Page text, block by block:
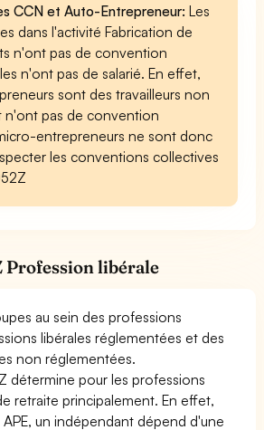
CCN et Auto-Entrepreneur: Les
dans l'activité Fabrication de
n'ont pas de convention
n'ont pas de salarié. En effet,
sont des travailleurs non
n'ont pas de convention
entrepreneurs ne sont donc
les conventions collectives
Profession libérale
au sein des professions
libérales réglementées et des
non réglementées.
détermine pour les professions
retraite principalement. En effet,
un indépendant dépend d'une